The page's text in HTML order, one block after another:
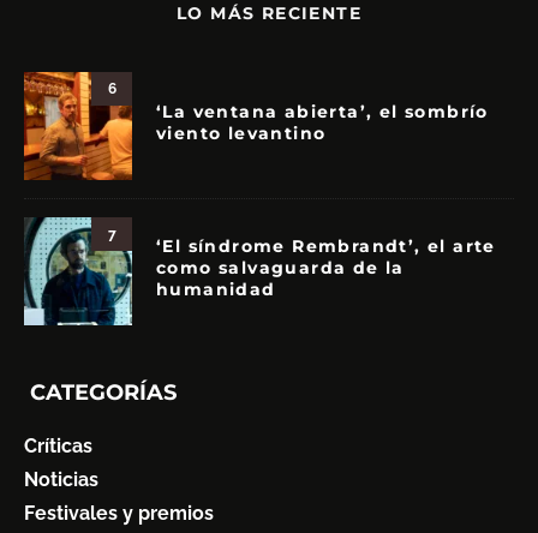
LO MÁS RECIENTE
6
‘La ventana abierta’, el sombrío
viento levantino
7
‘El síndrome Rembrandt’, el arte
como salvaguarda de la
humanidad
CATEGORÍAS
Críticas
Noticias
Festivales y premios